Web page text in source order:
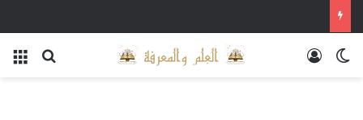
بحث الوضع المظلمتسجيل الدخول